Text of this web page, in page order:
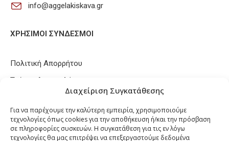
Διαχείριση Συγκατάθεσης
Για να παρέχουμε την καλύτερη εμπειρία, χρησιμοποιούμε
τεχνολογίες όπως cookies για την αποθήκευση ή/και την πρόσβαση
σε πληροφορίες συσκευών. Η συγκατάθεση για τις εν λόγω
τεχνολογίες θα μας επιτρέψει να επεξεργαστούμε δεδομένα
info@aggelakiskava.gr
ΧΡΗΣΙΜΟΙ ΣΥΝΔΕΣΜΟΙ
Πολιτική Απορρήτου
Τρόποι Αποστολής
Πολιτική Επιστροφών / Ακυρώσεων
Πολιτική Cookies